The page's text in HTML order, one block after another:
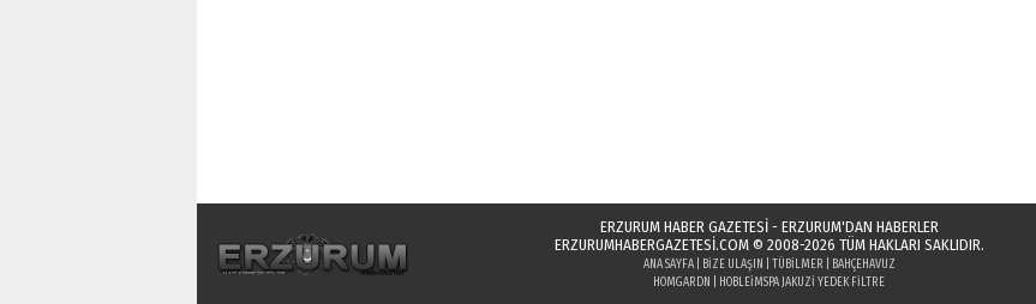
ERZURUM HABER GAZETESİ - ERZURUM'DAN HABERLER
ERZURUMHABERGAZETESI.COM© 2008-2026 TÜM HAKLARI SAKLIDIR.
ANA SAYFA| BIZE ULAŞIN TÜBILMER
BAHÇEHAVUZ
HOMGARDN
HOBLEIMSPA JAKUZI YEDEK FILTRE